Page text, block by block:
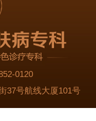
0120
37号航线大厦101号